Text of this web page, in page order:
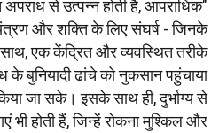
अपराध से उत्पन्न होती हैं, आपराधिक
और शक्ति के लिए संघर्ष - जिनके
एक केंद्रित और व्यवस्थित तरीके
के बुनियादी ढांचे को नुकसान पहुंचाया
जा सके। इसके साथ ही, दुर्भाग्य से
भी होती हैं, जिन्हें रोकना मुश्किल और